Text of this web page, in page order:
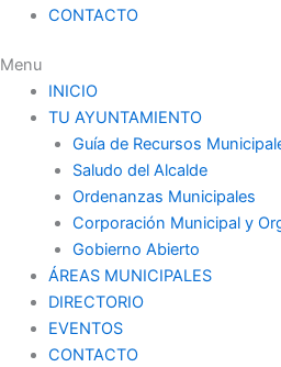
CONTACTO
Menu
INICIO
TU AYUNTAMIENTO
Guía de Recursos
Saludo del Alcalde
Ordenanzas Municipales
Corporación Municipal y
Gobierno Abierto
ÁREAS MUNICIPALES
DIRECTORIO
EVENTOS
CONTACTO